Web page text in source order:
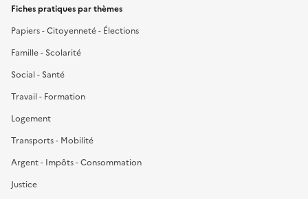
Fiches pratiques par thèmes
Papiers - Citoyenneté - Élections
Famille - Scolarité
Social - Santé
Travail - Formation
Logement
Transports - Mobilité
Argent - Impôts - Consommation
Justice